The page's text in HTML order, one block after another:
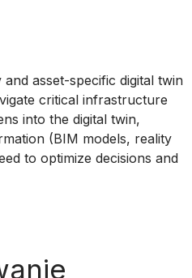
asset-specific digital twin
critical infrastructure
into the digital twin,
(BIM models, reality
to optimize decisions and